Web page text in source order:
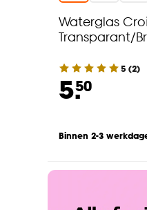
Waterglas
Transparant/
5 (2)
5.50
Binnen 2-3